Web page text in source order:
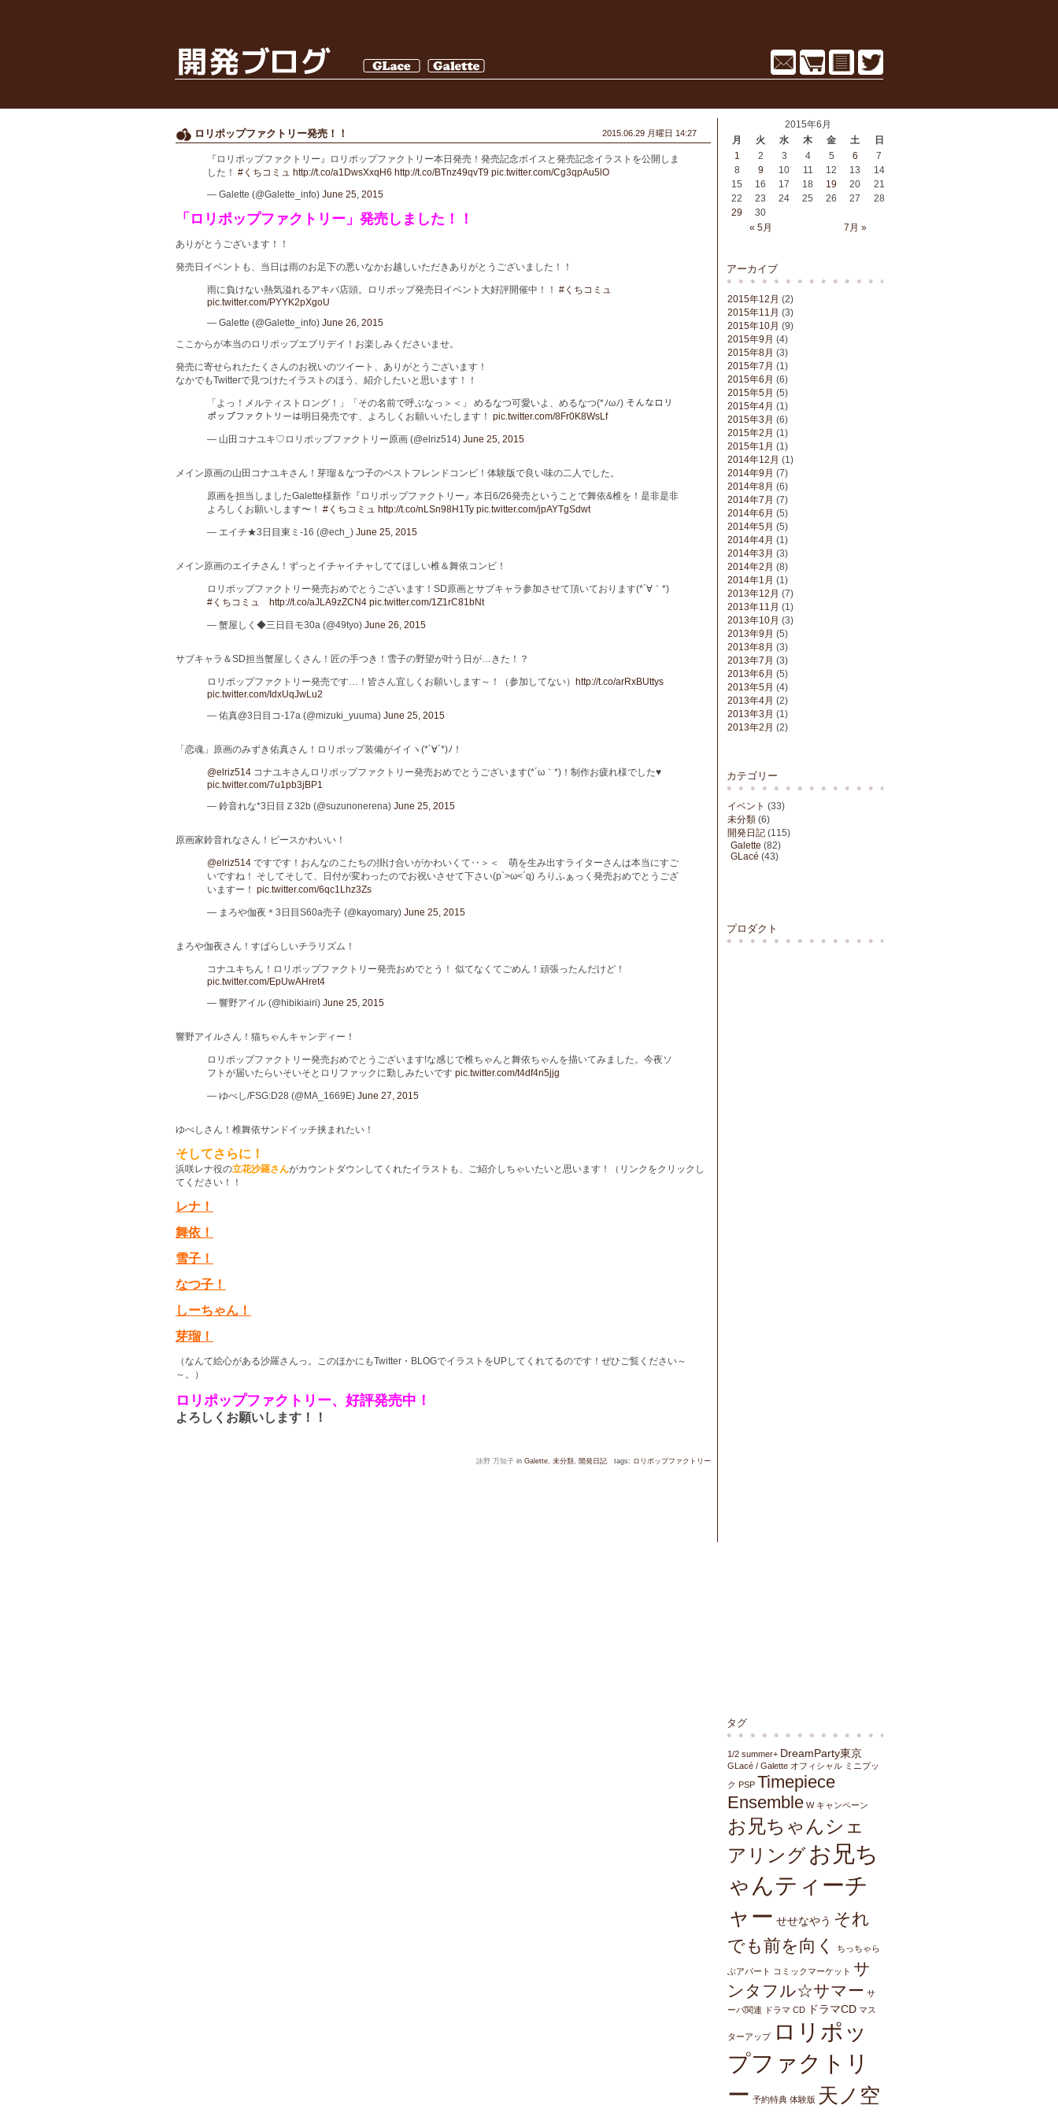
2015年6月
月
火 水 木 金 土 日
« 5月 7月 »
1 2 3 4 5 6
7
8
9 10 11 12 13
14
15
16 17 18 19 20
21
22
23 24 25 26 27
28
29
30
アーカイブ
2015年12月 (2)
2015年11月 (3)
2015年10月 (9)
2015年9月 (4)
2015年8月 (3)
2015年7月 (1)
2015年6月 (6)
2015年5月 (5)
2015年4月 (1)
2015年3月 (6)
2015年2月 (1)
2015年1月 (1)
2014年12月 (1)
2014年9月 (7)
2014年8月 (6)
2014年7月 (7)
2014年6月 (5)
2014年5月 (5)
2014年4月 (1)
2014年3月 (3)
2014年2月 (8)
2014年1月 (1)
2013年12月 (7)
2013年11月 (1)
2013年10月 (3)
2013年9月 (5)
2013年8月 (3)
2013年7月 (3)
2013年6月 (5)
2013年5月 (4)
2013年4月 (2)
2013年3月 (1)
2013年2月 (2)
カテゴリー
イベント (33)
未分類 (6)
開発日記 (115)
Galette (82)
GLacé (43)
プロダクト
タグ
1/2 summer+ DreamParty東京
GLacé / Galette オフィシャル ミニブッ
ク PSP Timepiece
Ensemble W キャンペーン
お兄ちゃんシェ
アリングお兄ち
ゃんティーチ
ャー せせなやう それ
でも前を向く
ちっちゃら
ぶアパート コミックマーケット サ
ンタフル☆サマー サ
ーバ関連
ドラマ CD ドラマCD マス
ターアップ
ロリポッ
プファクトリ
ー 予約特典 体験版 天ノ空
2015.06.29 月曜日 14:27
ロリポップファクトリー発売！！
『ロリポップファクトリー』ロリポップファクトリー本日発売！発売記念ボイスと発売記念イラストを公開しま
した！ #くちコミュ http://t.co/a1DwsXxqH6 http://t.co/BTnz49qvT9 pic.twitter.com/Cg3qpAu5lO
— Galette (@Galette_info) June 25, 2015
「ロリポップファクトリー」発売しました！！
ありがとうございます！！
発売日イベントも、当日は雨のお足下の悪いなかお越しいただきありがとうございました！！
雨に負けない熱気溢れるアキバ店頭。ロリポップ発売日イベント大好評開催中！！ #くちコミュ
pic.twitter.com/PYYK2pXgoU
— Galette (@Galette_info) June 26, 2015
ここからが本当のロリポップエブリデイ！お楽しみくださいませ。
発売に寄せられたたくさんのお祝いのツイート、ありがとうございます！
なかでもTwitterで見つけたイラストのほう、紹介したいと思います！！
「よっ！メルティストロング！」「その名前で呼ぶなっ＞＜」 めるなつ可愛いよ、めるなつ(*ﾉωﾉ) そんなロリ
ポップファクトリーは明日発売です、よろしくお願いいたします！ pic.twitter.com/8Fr0K8WsLf
— 山田コナユキ♡ロリポップファクトリー原画 (@elriz514) June 25, 2015
メイン原画の山田コナユキさん！芽瑠＆なつ子のベストフレンドコンビ！体験版で良い味の二人でした。
原画を担当しましたGalette様新作『ロリポップファクトリー』本日6/26発売ということで舞依&椎を！是非是非
よろしくお願いします〜！ #くちコミュ http://t.co/nLSn98H1Ty pic.twitter.com/jpAYTgSdwt
— エイチ★3日目東ミ-16 (@ech_) June 25, 2015
メイン原画のエイチさん！ずっとイチャイチャしててほしい椎＆舞依コンビ！
ロリポップファクトリー発売おめでとうございます！SD原画とサブキャラ参加させて頂いております(*´∀｀*)
#くちコミュ
http://t.co/aJLA9zZCN4 pic.twitter.com/1Z1rC81bNt
— 蟹屋しく◆三日目モ30a (@49tyo) June 26, 2015
サブキャラ＆SD担当蟹屋しくさん！匠の手つき！雪子の野望が叶う日が…きた！？
ロリポップファクトリー発売です…！皆さん宜しくお願いします～！（参加してない）
http://t.co/arRxBUttys
pic.twitter.com/IdxUqJwLu2
— 佑真@3日目コ-17a (@mizuki_yuuma) June 25, 2015
「恋魂」原画のみずき佑真さん！ロリポップ装備がイイヽ(*´∀`*)ﾉ！
@elriz514 コナユキさんロリポップファクトリー発売おめでとうございます(*´ω｀*)！制作お疲れ様でした♥
pic.twitter.com/7u1pb3jBP1
— 鈴音れな*3日目Ｚ32b (@suzunonerena) June 25, 2015
原画家鈴音れなさん！ピースかわいい！
@elriz514 ですです！おんなのこたちの掛け合いがかわいくて‥＞＜ 萌を生み出すライターさんは本当にすご
いですね！ そしてそして、日付が変わったのでお祝いさせて下さい(p`>ω<´q) ろりふぁっく発売おめでとうござ
いますー！ pic.twitter.com/6qc1Lhz3Zs
— まろや伽夜＊3日目S60a売子 (@kayomary) June 25, 2015
まろや伽夜さん！すばらしいチラリズム！
コナユキちん！ロリポップファクトリー発売おめでとう！ 似てなくてごめん！頑張ったんだけど！
pic.twitter.com/EpUwAHret4
— 響野アイル (@hibikiairi) June 25, 2015
響野アイルさん！猫ちゃんキャンディー！
ロリポップファクトリー発売おめでとうございます!な感じで椎ちゃんと舞依ちゃんを描いてみました。今夜ソ
フトが届いたらいそいそとロリファックに勤しみたいです pic.twitter.com/t4df4n5jjg
— ゆべし/FSG:D28 (@MA_1669E) June 27, 2015
ゆべしさん！椎舞依サンドイッチ挟まれたい！
そしてさらに！
浜咲レナ役の立花沙羅さんがカウントダウンしてくれたイラストも、ご紹介しちゃいたいと思います！（リンクをクリックし
てください！！
レナ！
舞依！
雪子！
なつ子！
しーちゃん！
芽瑠！
（なんて絵心がある沙羅さんっ。このほかにもTwitter・BLOGでイラストをUPしてくれてるのです！ぜひご覧ください～
～。）
ロリポップファクトリー、好評発売中！
よろしくお願いします！！
詠野 万知子 in Galette, 未分類, 開発日記 tags: ロリポップファクトリー